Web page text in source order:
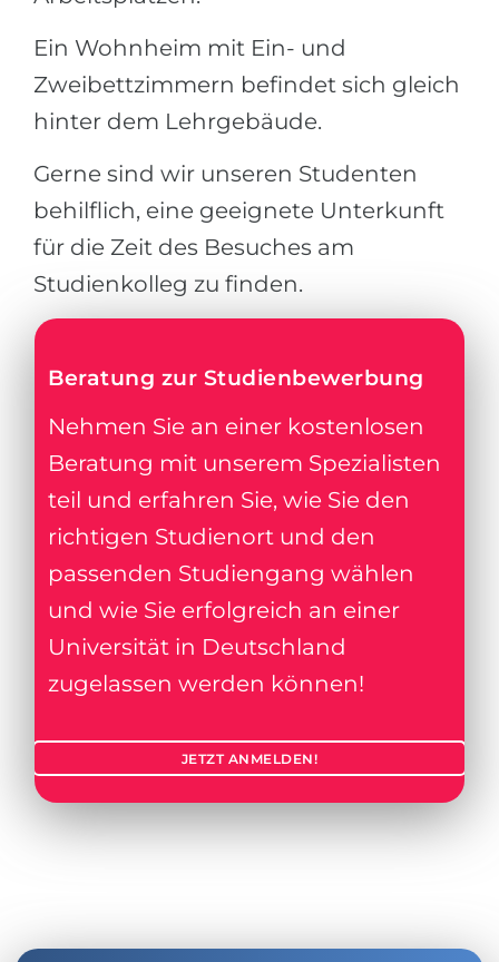
Ein Wohnheim mit Ein- und
Zweibettzimmern befindet sich gleich
hinter dem Lehrgebäude.
Gerne sind wir unseren Studenten
behilflich, eine geeignete Unterkunft
für die Zeit des Besuches am
Studienkolleg zu finden.
Beratung zur Studienbewerbung
Nehmen Sie an einer kostenlosen
Beratung mit unserem Spezialisten
teil und erfahren Sie, wie Sie den
richtigen Studienort und den
passenden Studiengang wählen
und wie Sie erfolgreich an einer
Universität in Deutschland
zugelassen werden können!
JETZT ANMELDEN!